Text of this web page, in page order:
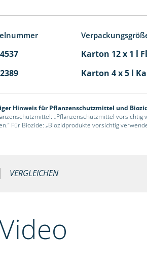
Karton 12 x 1 l
Karton 4 x 5 l
Hinweis für Pflanzenschutzmittel und
„Pflanzenschutzmittel
Für Biozide: „Biozidprodukte vorsichtig
VERGLEICHEN